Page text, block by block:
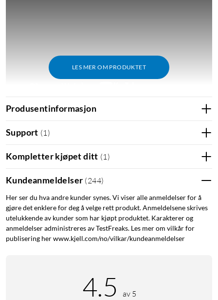
LES MER OM PRODUKTET
Multifjernkontroll Fjernkontroll til TV
Universal fjernkontroll
Produsentinformasjon
Support (1)
Kompletter kjøpet ditt (1)
Kundeanmeldelser (244)
Her ser du hva andre kunder synes. Vi viser alle anmeldelser for å
gjøre det enklere for deg å velge rett produkt. Anmeldelsene skrives
utelukkende av kunder som har kjøpt produktet. Karakterer og
anmeldelser administreres av TestFreaks. Les mer om vilkår for
publisering her www.kjell.com/no/vilkar/kundeanmeldelser
4.5 av 5